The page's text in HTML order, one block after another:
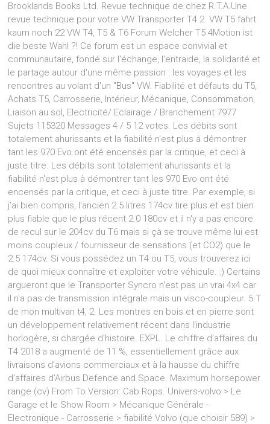
Brooklands Books Ltd. Revue technique de chez R.T.A.Une
revue technique pour votre VW Transporter T4 2. VW T5 fährt
kaum noch 22 VW T4, T5 & T6 Forum Welcher T5 4Motion ist
die beste Wahl ?! Ce forum est un espace convivial et
communautaire, fondé sur l'échange, l'entraide, la solidarité et
le partage autour d'une même passion : les voyages et les
rencontres au volant d'un "Bus" VW. Fiabilité et défauts du T5,
Achats T5, Carrosserie, Intérieur, Mécanique, Consommation,
Liaison au sol, Electricité/ Eclairage / Branchement 7977
Sujets 115320 Messages 4 / 5 12 votes. Les débits sont
totalement ahurissants et la fiabilité n'est plus à démontrer
tant les 970 Evo ont été encensés par la critique, et ceci à
juste titre. Les débits sont totalement ahurissants et la
fiabilité n'est plus à démontrer tant les 970 Evo ont été
encensés par la critique, et ceci à juste titre. Par exemple, si
j'ai bien compris, l'ancien 2.5 litres 174cv tire plus et est bien
plus fiable que le plus récent 2.0 180cv et il n'y a pas encore
de recul sur le 204cv du T6 mais si çà se trouve même lui est
moins coupleux / fournisseur de sensations (et CO2) que le
2.5 174cv. Si vous possédez un T4 ou T5, vous trouverez ici
de quoi mieux connaître et exploiter votre véhicule. :) Certains
argueront que le Transporter Syncro n'est pas un vrai 4x4 car
il n'a pas de transmission intégrale mais un visco-coupleur. 5 T
de mon multivan t4, 2. Les montres en bois et en pierre sont
un développement relativement récent dans l'industrie
horlogère, si chargée d'histoire. EXPL. Le chiffre d’affaires du
T4 2018 a augmenté de 11 %, essentiellement grâce aux
livraisons d’avions commerciaux et à la hausse du chiffre
d’affaires d’Airbus Defence and Space. Maximum horsepower
range (cv) From To Version: Cab Rops. Univers-volvo > Le
Garage et le Show Room > Mécanique Générale -
Electronique - Carrosserie > fiabilité Volvo (que choisir 589) >